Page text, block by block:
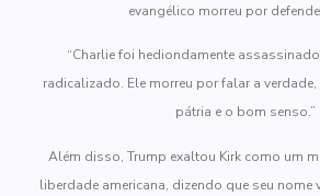
evangélico morreu por
“Charlie foi hediondamente
radicalizado. Ele morreu por falar a
pátria e o bom senso.”
Além disso, Trump exaltou Kirk como um
liberdade americana, dizendo que seu nome